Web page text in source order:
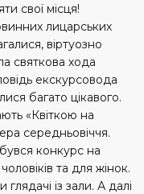
свої місця!
лицарських
віртуозно
святкова хода
екскурсовода
багато цікавого.
«Квіткою на
середньовіччя.
конкурс на
та для жінок.
із зали. А далі